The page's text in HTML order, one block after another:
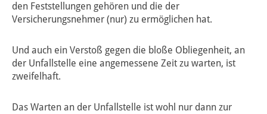
den Feststellungen gehören und die der
Versicherungsnehmer (nur) zu ermöglichen hat.
Und auch ein Verstoß gegen die bloße Obliegenheit, an
der Unfallstelle eine angemessene Zeit zu warten, ist
zweifelhaft.
Das Warten an der Unfallstelle ist wohl nur dann zur